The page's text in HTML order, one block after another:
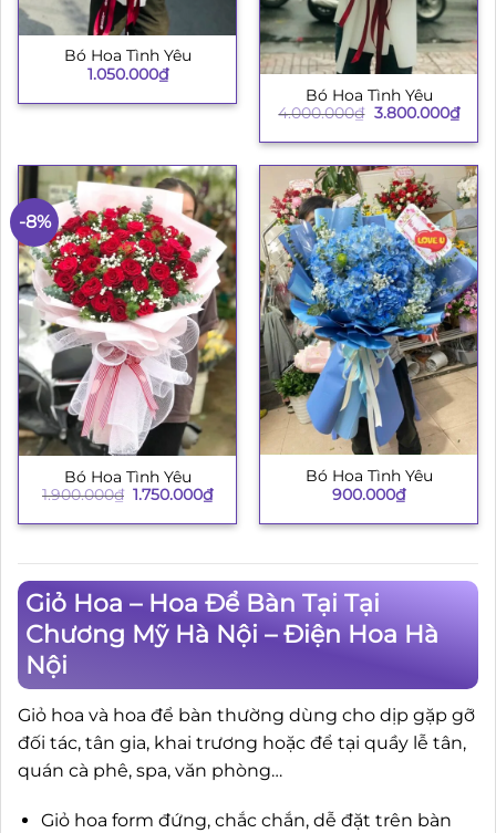
Bó Hoa Tình Yêu
1.050.000₫
Bó Hoa Tình Yêu
4.000.000₫ Giá
là:
3.800.000₫Giá
hiện
tại
-8%
Bó Hoa Tình Yêu
1.900.000₫ Giá
là:
1.750.000₫Giá
hiện
tại
Bó Hoa Tình Yêu
900.000₫
Giỏ Hoa – Hoa Để Bàn Tại Tại
Chương Mỹ Hà Nội – Điện Hoa Hà
Nội
Giỏ hoa và hoa để bàn thường dùng cho dịp gặp gỡ
đối tác, tân gia, khai trương hoặc để tại quầy lễ tân,
quán cà phê, spa, văn phòng…
Giỏ hoa form đứng, chắc chắn, dễ đặt trên bàn